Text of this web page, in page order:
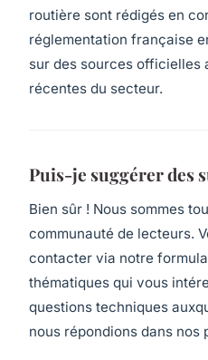
routière sont rédigés en
réglementation française
sur des sources officielles
récentes du secteur.
Puis-je suggérer des
Bien sûr ! Nous sommes
communauté de lecteurs.
contacter via notre
thématiques qui vous
questions techniques
nous répondions dans